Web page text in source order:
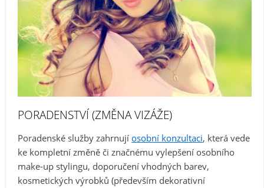
PORADENSTVÍ (ZMĚNA VIZÁŽE)
Poradenské služby zahrnujíosobní konzultaci, která vede
ke kompletní změně či značnému vylepšení osobního
make-up stylingu, doporučení vhodných barev,
kosmetických výrobků (především dekorativní